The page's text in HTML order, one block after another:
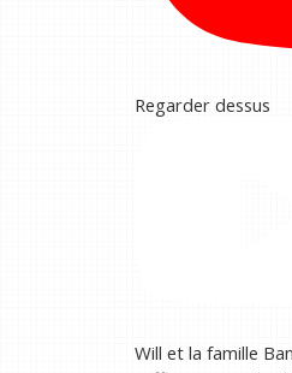
Regarder dessus
Will et la famille